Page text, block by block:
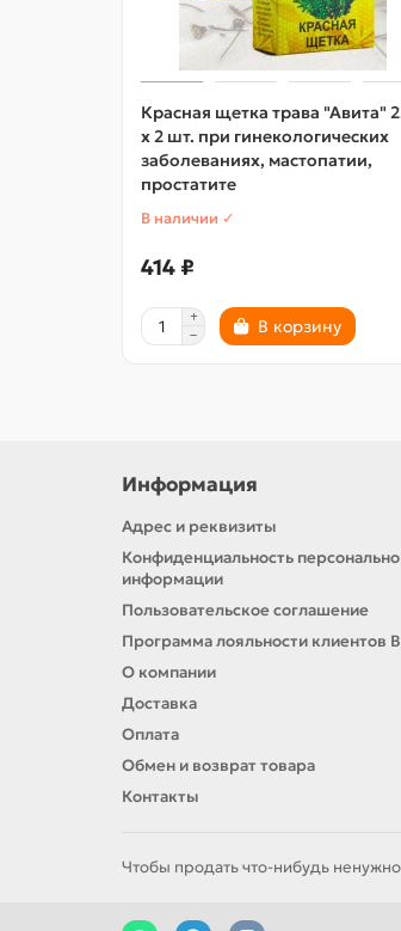
Красная щетка трава "Авита"
х 2 шт. при гинекологических
заболеваниях, мастопатии,
простатите
В наличии ✓
414 ₽
В корзину
Информация
Адрес и реквизиты
Конфиденциальность
информации
Пользовательское соглашение
Программа лояльности клиентов
О компании
Доставка
Оплата
Обмен и возврат товара
Контакты
Чтобы продать что-нибудь